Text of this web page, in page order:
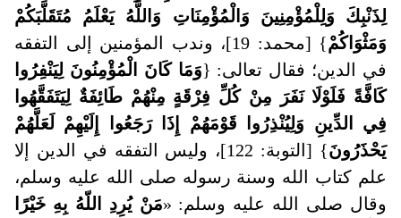
لِذَنْبِكَ وَلِلْمُؤْمِنِينَ وَالْمُؤْمِنَاتِ وَاللَّهُ يَعْلَمُ مُتَقَلَّبَكُمْ
وَمَثْوَاكُمْ
} [محمد: 19]، وندب المؤمنين إلى التفقه
في الدين؛ فقال تعالى: {وَمَا كَانَ الْمُؤْمِنُونَ لِيَنْفِرُوا
كَافَّةً فَلَوْلَا نَفَرَ مِنْ كُلِّ فِرْقَةٍ مِنْهُمْ طَائِفَةٌ لِيَتَفَقَّهُوا
فِي الدِّينِ وَلِيُنْذِرُوا قَوْمَهُمْ إِذَا رَجَعُوا إِلَيْهِمْ لَعَلَّهُمْ
يَحْذَرُونَ
} [التوبة: 122]، وليس التفقه في الدين إلا
علم كتاب الله وسنة رسوله صلى الله عليه وسلم،
وقال صلى الله عليه وسلم: «مَنْ يُرِدِ اللّهُ بِهِ خَيْرًا